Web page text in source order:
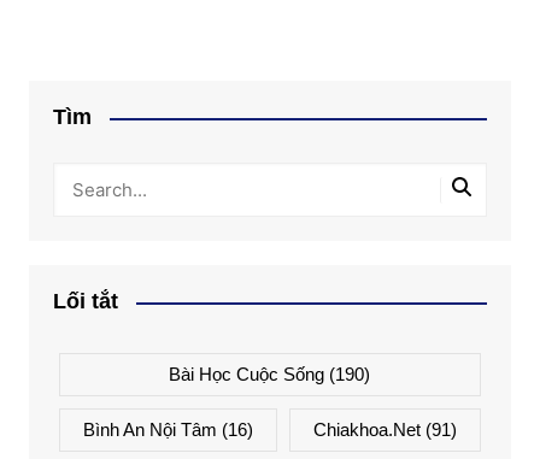
Tìm
Lối tắt
Bài Học Cuộc Sống (190)
Bình An Nội Tâm (16) Chiakhoa.net (91)